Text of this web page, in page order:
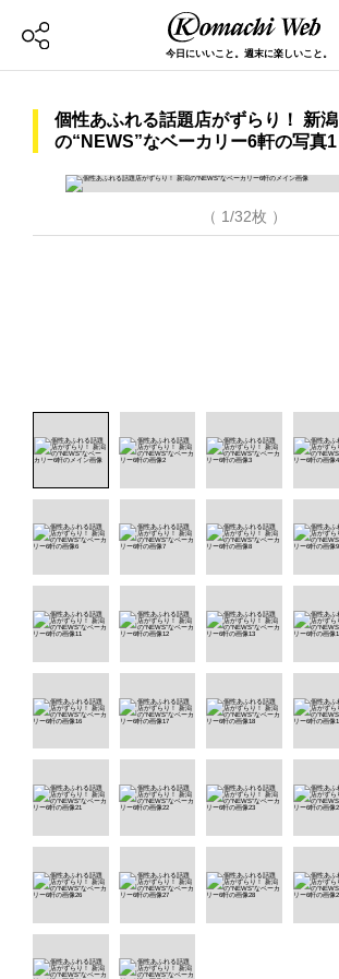
今日にいいこと。週末に楽しいこと。
個性あふれる話題店がずらり！ 新潟
の“NEWS”なベーカリー6軒の写真1
（ 1/32枚 ）